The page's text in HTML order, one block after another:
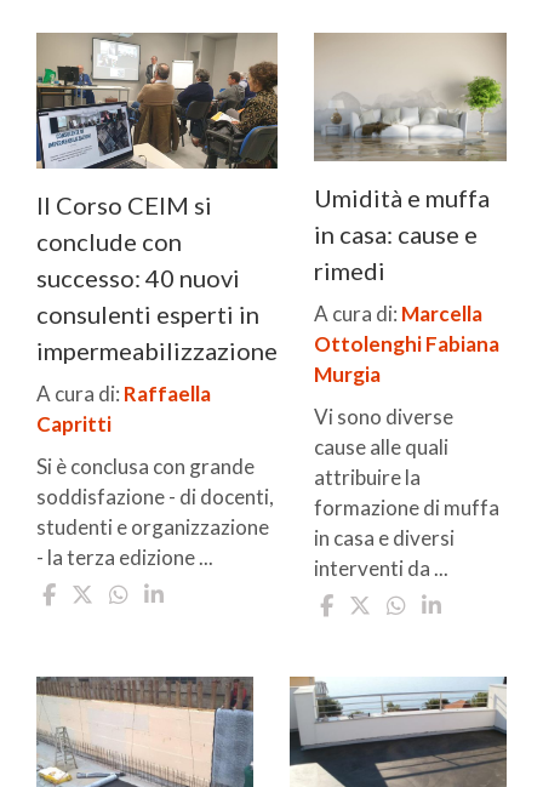
Il Corso CEIM si
conclude con
successo: 40 nuovi
consulenti esperti in
impermeabilizzazione
A cura di: Raffaella
Capritti
Si è conclusa con grande
soddisfazione - di docenti,
studenti e organizzazione
- la terza edizione ...
Umidità e muffa
in casa: cause e
rimedi
A cura di: Marcella
OttolenghiFabiana
Murgia
Vi sono diverse
cause alle quali
attribuire la
formazione di muffa
in casa e diversi
interventi da ...